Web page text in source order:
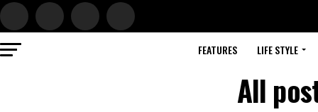
FEATURES LIFE STYLE
All